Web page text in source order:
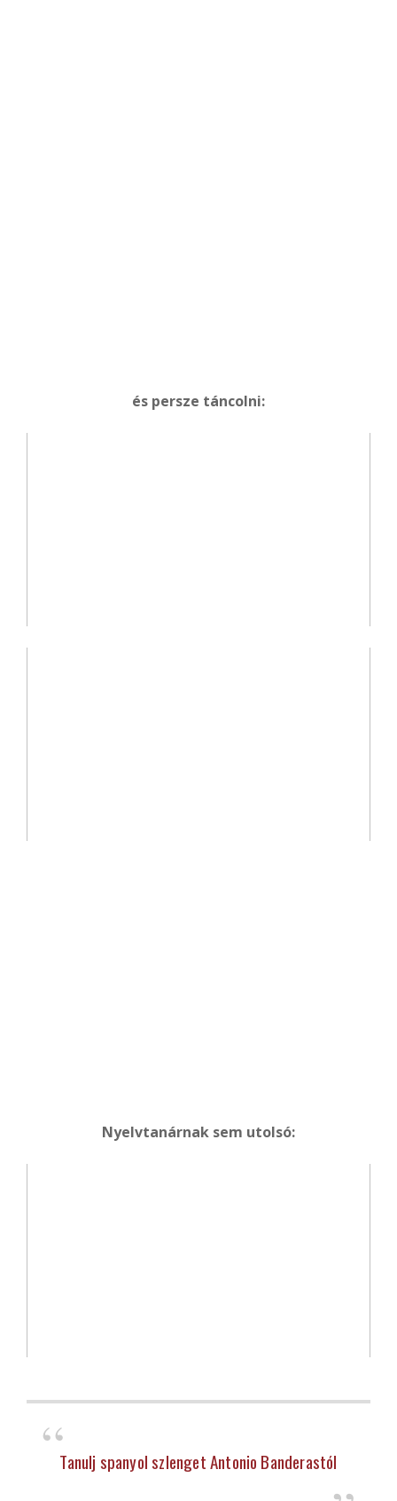
és persze táncolni:
Nyelvtanárnak sem utolsó:
Tanulj spanyol szlenget Antonio Banderastól